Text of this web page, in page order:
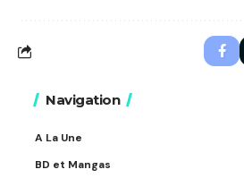
Navigation
A La Une
BD et Mangas